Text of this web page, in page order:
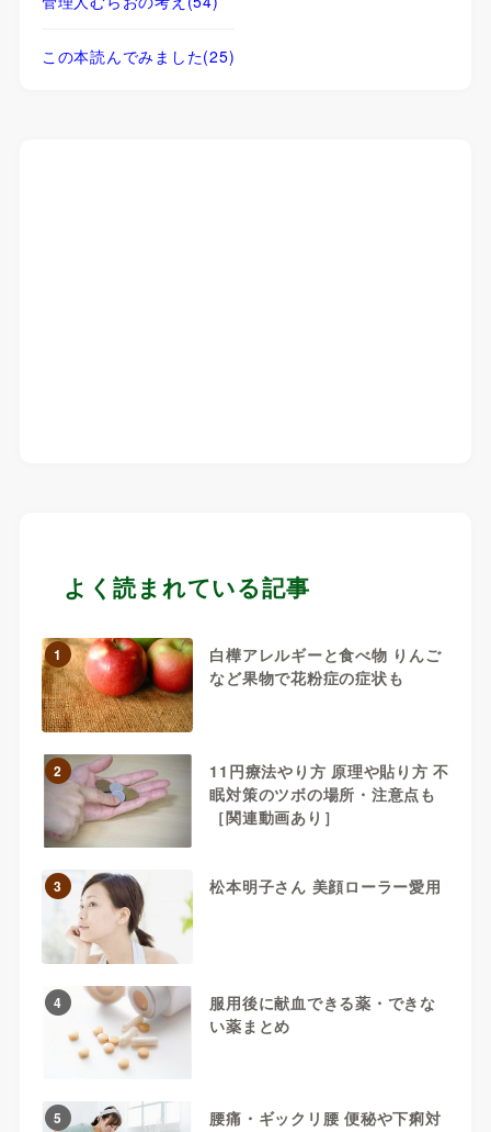
この本読んでみました(25)
よく読まれている記事
1
白樺アレルギーと食べ物 りんご
など果物で花粉症の症状も
2
11円療法やり方 原理や貼り方 不
眠対策のツボの場所・注意点も
［関連動画あり］
3 松本明子さん 美顔ローラー愛用
4
服用後に献血できる薬・できな
い薬まとめ
5
腰痛・ギックリ腰 便秘や下痢対